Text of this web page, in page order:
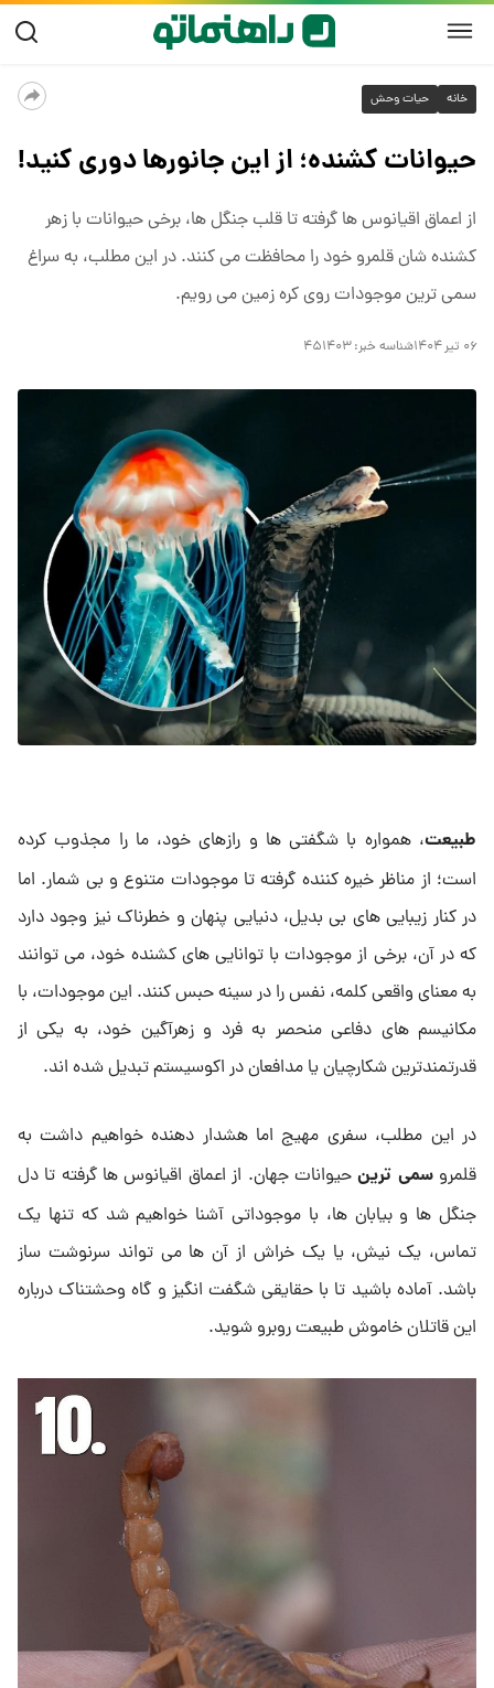
خانه حیات وحش
حیوانات کشنده؛ از این جانورها دوری کنید!
از اعماق اقیانوس ها گرفته تا قلب جنگل ها، برخی حیوانات با زهر
کشنده شان قلمرو خود را محافظت می کنند. در این مطلب، به سراغ
سمی ترین موجودات روی کره زمین می رویم.
۰۶ تیر ۱۴۰۴ شناسه خبر:۴۵۱۴۰۳
طبیعت، همواره با شگفتی ها و رازهای خود، ما را مجذوب کرده
است؛ از مناظر خیره کننده گرفته تا موجودات متنوع و بی شمار. اما
در کنار زیبایی های بی بدیل، دنیایی پنهان و خطرناک نیز وجود دارد
که در آن، برخی از موجودات با توانایی های کشنده خود، می توانند
به معنای واقعی کلمه، نفس را در سینه حبس کنند. این موجودات، با
مکانیسم های دفاعی منحصر به فرد و زهرآگین خود، به یکی از
قدرتمندترین شکارچیان یا مدافعان در اکوسیستم تبدیل شده اند.
در این مطلب، سفری مهیج اما هشدار دهنده خواهیم داشت به
قلمروسمی ترینحیوانات جهان. از اعماق اقیانوس ها گرفته تا دل
جنگل ها و بیابان ها، با موجوداتی آشنا خواهیم شد که تنها یک
تماس، یک نیش، یا یک خراش از آن ها می تواند سرنوشت ساز
باشد. آماده باشید تا با حقایقی شگفت انگیز و گاه وحشتناک درباره
این قاتلان خاموش طبیعت روبرو شوید.